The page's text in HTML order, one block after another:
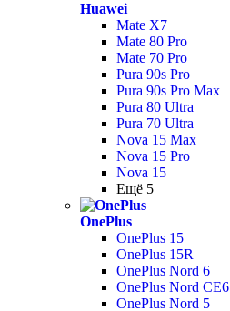
Huawei
Mate X7
Mate 80 Pro
Mate 70 Pro
Pura 90s Pro
Pura 90s Pro Max
Pura 80 Ultra
Pura 70 Ultra
Nova 15 Max
Nova 15 Pro
Nova 15
Ещё 5
OnePlus
OnePlus 15
OnePlus 15R
OnePlus Nord 6
OnePlus Nord CE6
OnePlus Nord 5